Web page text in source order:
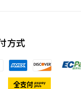
方式